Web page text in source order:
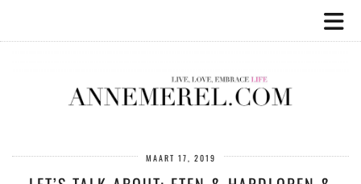
MAART 17, 2019